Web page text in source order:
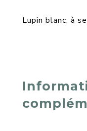
Lupin blanc, à